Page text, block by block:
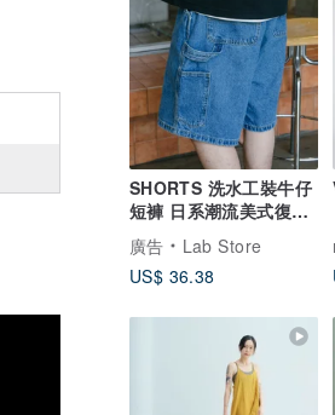
SHORTS 洗水工裝牛仔
短褲 日系潮流美式復古
多袋單寧夏季休閒褲
廣告
Lab Store
US$ 36.38